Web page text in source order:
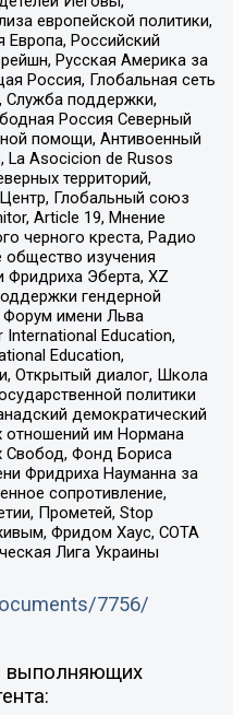
европейской политики,
Европа, Российский
Русская Америка за
Россия, Глобальная сеть
Служба поддержки,
Россия Северный
помощи, Антивоенный
La Asocicion de Rusos
территорий,
Глобальный союз
Article 19, Мнение
черного креста, Радио
изучения
Эберта, XZ
гендерной
Форум имени Льва
Education,
Education,
Открытый диалог, Школа
политики
демократический
им Нормана
Свобод, Фонд Бориса
Фридриха Науманна за
сопротивление,
Прометей, Stop
Фридом Хаус, СОТА
Лига Украины
7756/
выполняющих